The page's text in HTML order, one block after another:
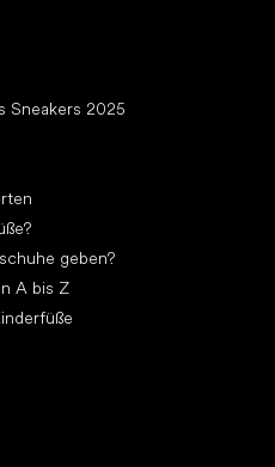
Sneakers 2025
geben?
A bis Z